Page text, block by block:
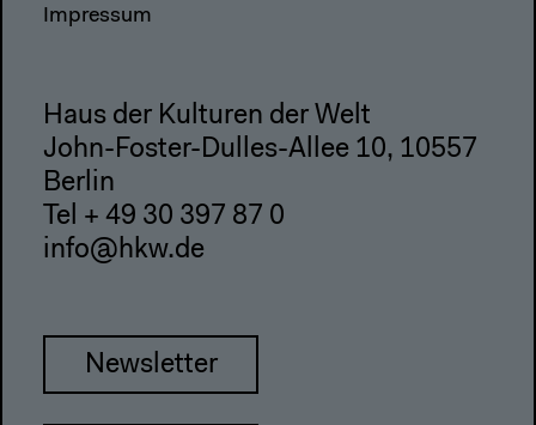
Impressum
Haus der Kulturen der Welt
John-Foster-Dulles-Allee 10, 10557
Berlin
Tel + 49 30 397 87 0
info@hkw.de
Newsletter